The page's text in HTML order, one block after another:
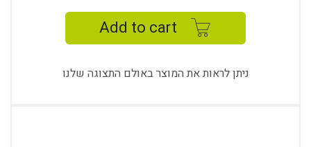
Add to cart
ניתן לראות את המוצר באולם התצוגה שלנו